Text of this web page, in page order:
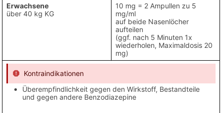
Erwachsene
über 40 kg KG
10 mg = 2 Ampullen zu 5
mg/ml
auf beide Nasenlöcher
aufteilen
(ggf. nach 5 Minuten 1x
wiederholen, Maximaldosis 20
mg)
Kontraindikationen
Überempfindlichkeit gegen den Wirkstoff, Bestandteile
und gegen andere Benzodiazepine